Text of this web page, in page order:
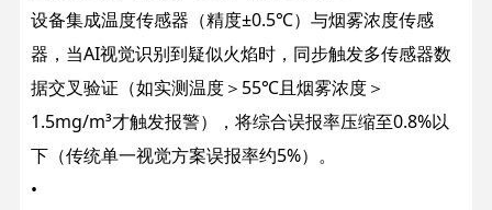
设备集成温度传感器（精度±0.5℃）与烟雾浓度传感
器，当AI视觉识别到疑似火焰时，同步触发多传感器数
据交叉验证（如实测温度＞55℃且烟雾浓度＞
1.5mg/m³才触发报警），将综合误报率压缩至0.8%以
下（传统单一视觉方案误报率约5%）。
•